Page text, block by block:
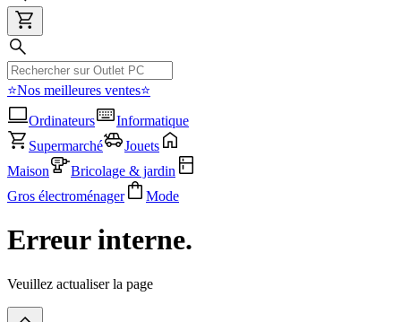
⭐Nos meilleures ventes⭐
Ordinateurs
Informatique
Supermarché
Jouets
Maison
Bricolage & jardin
Gros électroménager
Mode
Erreur interne.
Veuillez actualiser la page